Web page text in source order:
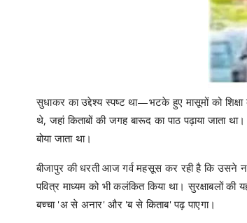
सुधाकर का उद्देश्य स्पष्ट था—भटके हुए मासूमों को
थे, जहां किताबों की जगह बारूद का पाठ पढ़ाया जाता
बोया जाता था।
बीजापुर की धरती आज गर्व महसूस कर रही है कि उसने
पवित्र माध्यम को भी कलंकित किया था। सुरक्षाबलों
बच्चा 'अ से अनार' और 'ब से किताब' पढ़ पाएगा।